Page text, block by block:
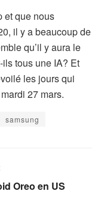
et que nous
il y a beaucoup de
qu’il y aura le
tous une IA? Et
les jours qui
27 mars.
samsung
Oreo en US